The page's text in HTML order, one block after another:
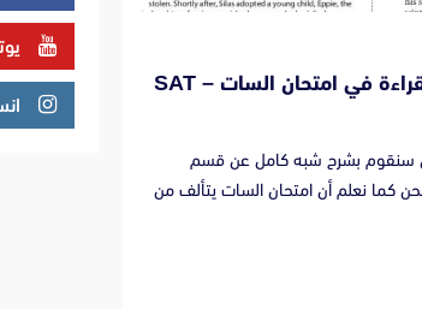
الشرح الكامل لقسم القراءة في امتحان السات – SAT
سنقوم بشرح شبه كامل عن قسم
كما نعلم أن امتحان السات يتألف من